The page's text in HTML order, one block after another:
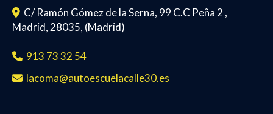
C/ Ramón Gómez de la Serna, 99 C.C Peña 2 ,
Madrid, 28035, (Madrid)
913 73 32 54
lacoma
autoescuelacalle30.es